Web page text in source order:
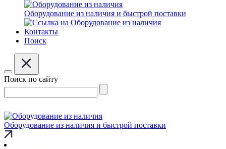
Оборудование из наличия и быстрой поставки
Контакты
Поиск
Поиск по сайту
Оборудование из наличия и быстрой поставки